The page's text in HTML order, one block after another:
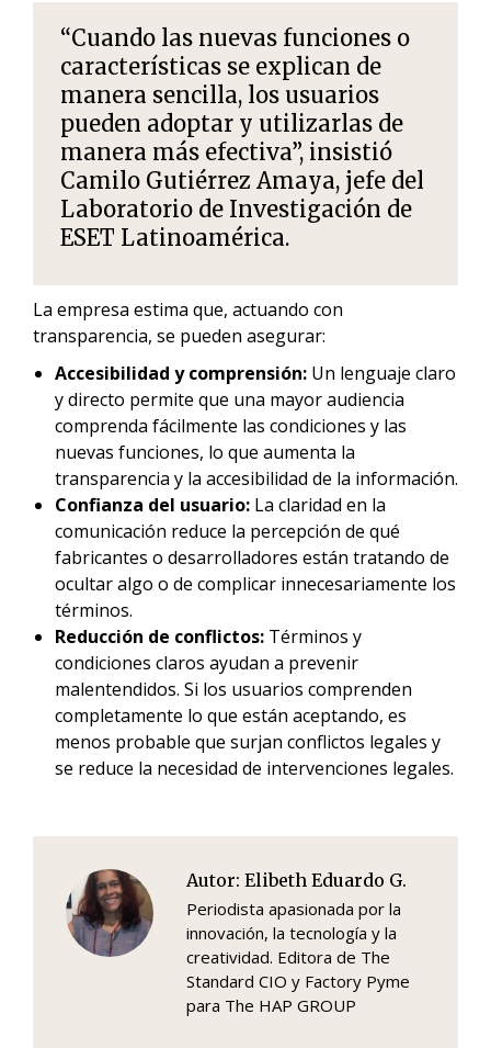
“Cuando las nuevas funciones o
características se explican de
manera sencilla, los usuarios
pueden adoptar y utilizarlas de
manera más efectiva”, insistió
Camilo Gutiérrez Amaya, jefe del
Laboratorio de Investigación de
ESET Latinoamérica.
La empresa estima que, actuando con
transparencia, se pueden asegurar:
Accesibilidad y comprensión: Un lenguaje claro
y directo permite que una mayor audiencia
comprenda fácilmente las condiciones y las
nuevas funciones, lo que aumenta la
transparencia y la accesibilidad de la información.
Confianza del usuario: La claridad en la
comunicación reduce la percepción de qué
fabricantes o desarrolladores están tratando de
ocultar algo o de complicar innecesariamente los
términos.
Reducción de conflictos: Términos y
condiciones claros ayudan a prevenir
malentendidos. Si los usuarios comprenden
completamente lo que están aceptando, es
menos probable que surjan conflictos legales y
se reduce la necesidad de intervenciones legales.
Autor: Elibeth Eduardo G.
Periodista apasionada por la
innovación, la tecnología y la
creatividad. Editora de The
Standard CIO y Factory Pyme
para The HAP GROUP